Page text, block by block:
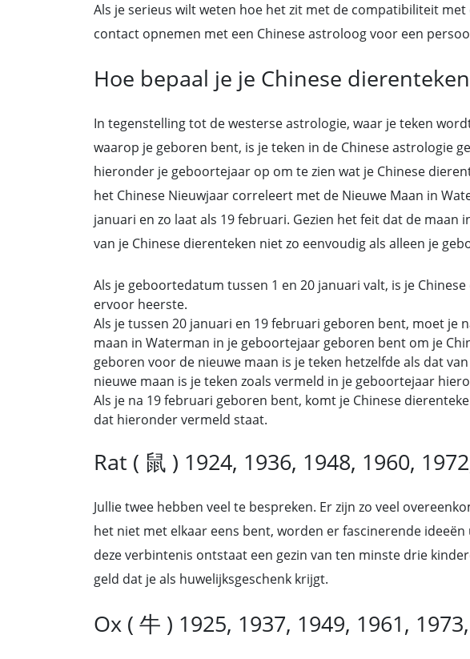
Als je serieus wilt weten hoe het zit met de compatibiliteit
contact opnemen met een Chinese astroloog voor een
Hoe bepaal je je Chinese dierenteken
In tegenstelling tot de westerse astrologie, waar je teken
waarop je geboren bent, is je teken in de Chinese astrologie
hieronder je geboortejaar op om te zien wat je Chinese
het Chinese Nieuwjaar correleert met de Nieuwe Maan in
januari en zo laat als 19 februari. Gezien het feit dat de maan
van je Chinese dierenteken niet zo eenvoudig als alleen je
Als je geboortedatum tussen 1 en 20 januari valt, is je
ervoor heerste.
Als je tussen 20 januari en 19 februari geboren bent, moet je
maan in Waterman in je geboortejaar geboren bent om je
geboren voor de nieuwe maan is je teken hetzelfde als dat
nieuwe maan is je teken zoals vermeld in je geboortejaar
Als je na 19 februari geboren bent, komt je Chinese
dat hieronder vermeld staat.
Rat ( 鼠 ) 1924, 1936, 1948, 1960,
Jullie twee hebben veel te bespreken. Er zijn zo veel
het niet met elkaar eens bent, worden er fascinerende
deze verbintenis ontstaat een gezin van ten minste drie
geld dat je als huwelijksgeschenk krijgt.
Ox ( 牛 ) 1925, 1937, 1949, 1961,